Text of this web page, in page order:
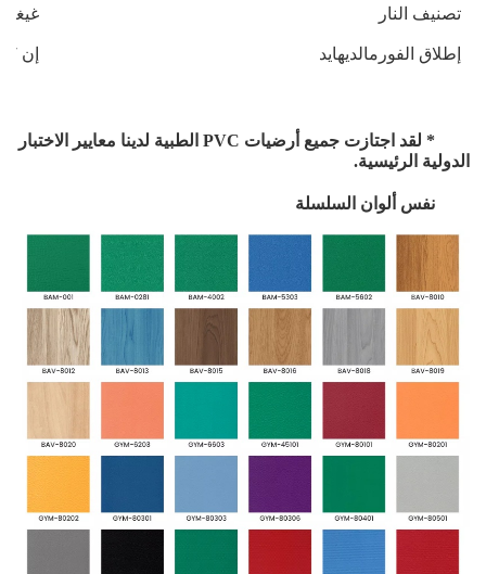
تصنيف النار غيغابايت
إطلاق الفورمالديهايد إن 147-1:2004
* لقد اجتازت جميع أرضيات PVC الطبية لدينا معايير الاختبار
الدولية الرئيسية.
نفس ألوان السلسلة